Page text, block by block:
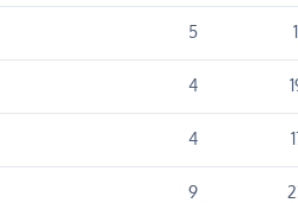
5
4
4
9